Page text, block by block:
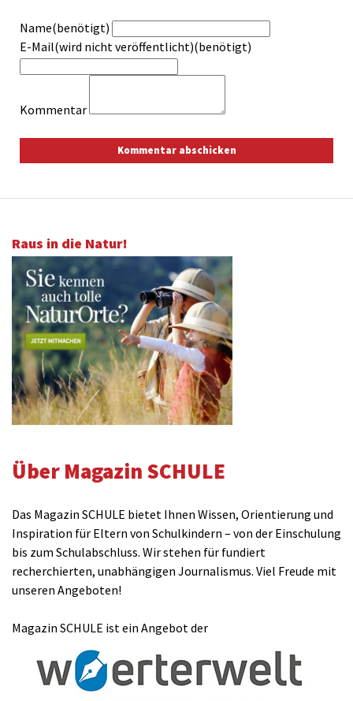
Name(benötigt)
E-Mail(wird nicht veröffentlicht)(benötigt)
Kommentar
Raus in die Natur!
Über Magazin SCHULE
Das Magazin SCHULE bietet Ihnen Wissen, Orientierung und
Inspiration für Eltern von Schulkindern – von der Einschulung
bis zum Schulabschluss. Wir stehen für fundiert
recherchierten, unabhängigen Journalismus. Viel Freude mit
unseren Angeboten!
Magazin SCHULE ist ein Angebot der